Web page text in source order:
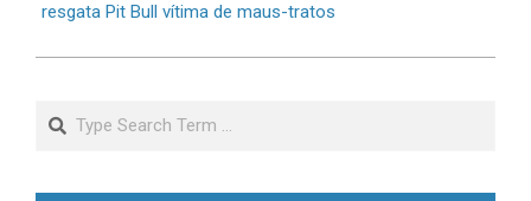
resgata Pit Bull vítima de maus-tratos
Search